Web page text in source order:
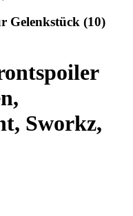
Gelenkstück (10)
Sworkz,